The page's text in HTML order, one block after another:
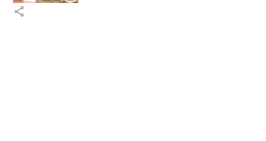
share